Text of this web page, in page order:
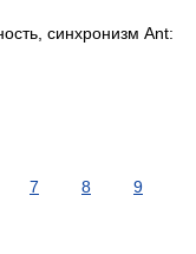
синхронизм Ant:
7 8
9